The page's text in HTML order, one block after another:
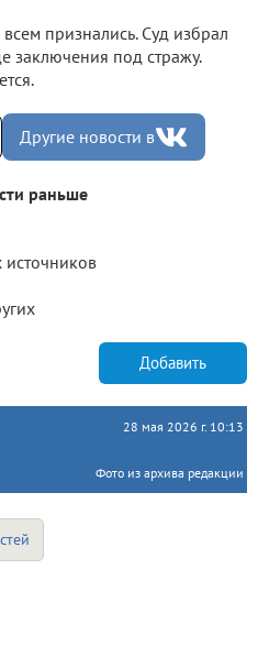
признались. Суд избрал
заключения под стражу.
Другие новости в
раньше
Добавить
28 мая 2026 г. 10:13
Фото из архива редакции